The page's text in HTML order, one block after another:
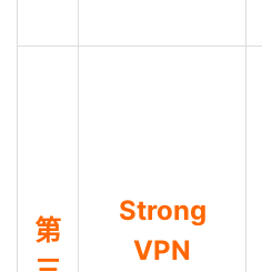
第
Strong
VPN